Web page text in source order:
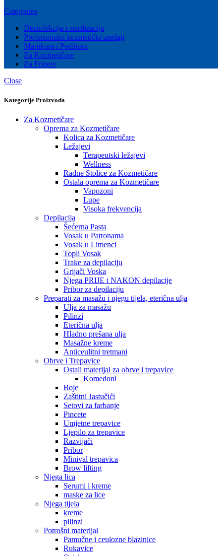
Categories
Dezinfekcija i sterilizacija
Profesionalni kozmetički uređaji
Manikura i Pedikura
Za Kozmetičare
Za Frizere
Close
Kategorije Proizvoda
Za Kozmetičare
Oprema za Kozmetičare
Kolica za Kozmetičare
Ležajevi
Terapeutski ležajevi
Wellness
Radne Stolice za Kozmetičare
Ostala oprema za Kozmetičare
Vapozoni
Lupe
Visoka frekvencija
Depilacija
Šećerna Pasta
Vosak u Patronama
Vosak u Limenci
Topli Vosak
Trake za depilaciju
Grijači Voska
Njega PRIJE i NAKON depilacije
Pribor za depilaciju
Preparati za masažu i njegu tijela, eterična ulja
Ulja za masažu
Pilinzi
Eterična ulja
Hladno prešana ulja
Masažne kreme
Anticeulitni tretmani
Obrve i Trepavice
Ostali materijal za obrve i trepavice
Komedoni
Boje
Zaštitni Jastučići
Setovi za farbanje
Pincete
Umjetne trepavice
Ljepilo za trepavice
Razvijači
Pribor
Minival trepavica
Brow lifting
Njega lica
Serumi i kreme
maske za lice
Njega tijela
kreme
pilinzi
Potrošni materijal
Pamučne i ceulozne blazinice
Rukavice